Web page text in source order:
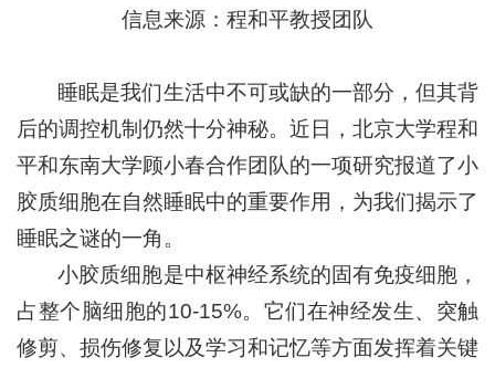
信息来源：程和平教授团队
睡眠是我们生活中不可或缺的一部分，但其背
后的调控机制仍然十分神秘。近日，北京大学程和
平和东南大学顾小春合作团队的一项研究报道了小
胶质细胞在自然睡眠中的重要作用，为我们揭示了
睡眠之谜的一角。
小胶质细胞是中枢神经系统的固有免疫细胞，
占整个脑细胞的10-15%。它们在神经发生、突触
修剪、损伤修复以及学习和记忆等方面发挥着关键